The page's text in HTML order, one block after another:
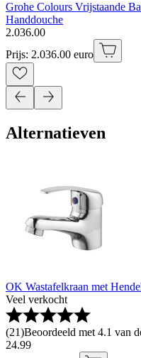
Grohe Colours Vrijstaande
Handdouche
2.036.00
Prijs: 2.036.00 euro
Alternatieven
OK Wastafelkraan met
Veel verkocht
(21)Beoordeeld met 4.1 van
24.99